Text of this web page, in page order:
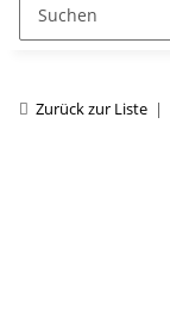
Zurück zur Liste